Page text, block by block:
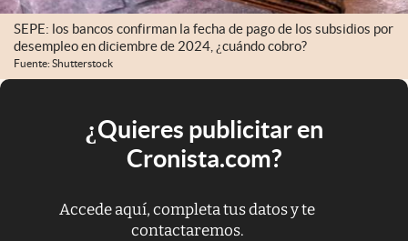
SEPE: los bancos confirman la fecha de pago de los subsidios por
desempleo en diciembre de 2024, ¿cuándo cobro?
Fuente: Shutterstock
¿Quieres publicitar en
Cronista.com?
Accede aquí, completa tus datos y te
contactaremos.